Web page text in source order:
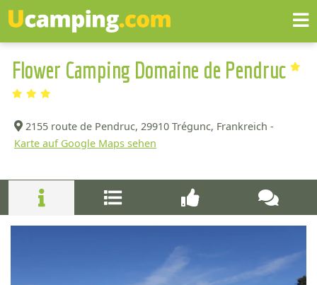
Flower Camping Domaine de Pendruc
2155 route de Pendruc, 29910 Trégunc, Frankreich -
Karte auf Google Maps sehen